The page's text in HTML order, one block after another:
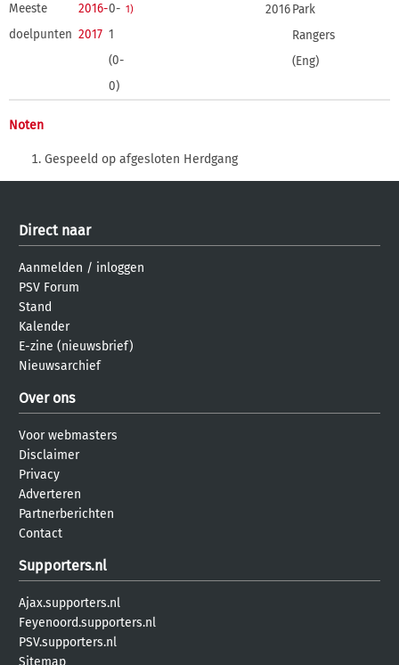
Meeste
doelpunten
2016-
2017
0-
1
(0-
0)
1)
2016Park
Rangers
(Eng)
Noten
Gespeeld op afgesloten Herdgang
Direct naar
Aanmelden / inloggen
PSV Forum
Stand
Kalender
E-zine (nieuwsbrief)
Nieuwsarchief
Over ons
Voor webmasters
Disclaimer
Privacy
Adverteren
Partnerberichten
Contact
Supporters.nl
Ajax.supporters.nl
Feyenoord.supporters.nl
PSV.supporters.nl
Sitemap